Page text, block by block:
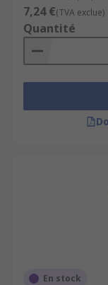
7,24 €(TVA exclue)
Quantité
En stock